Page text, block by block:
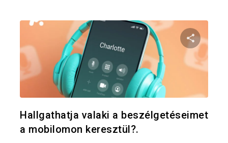
Oszd
Hallgathatja valaki a beszélgetéseimet
a mobilomon keresztül?.